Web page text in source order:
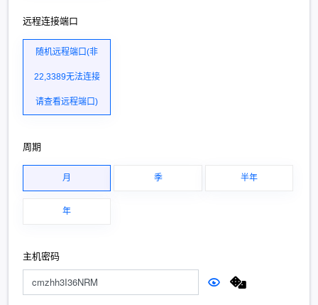
远程连接端口
随机远程端口(非
22,3389无法连接
请查看远程端口)
周期
月 季 半年
年
主机密码